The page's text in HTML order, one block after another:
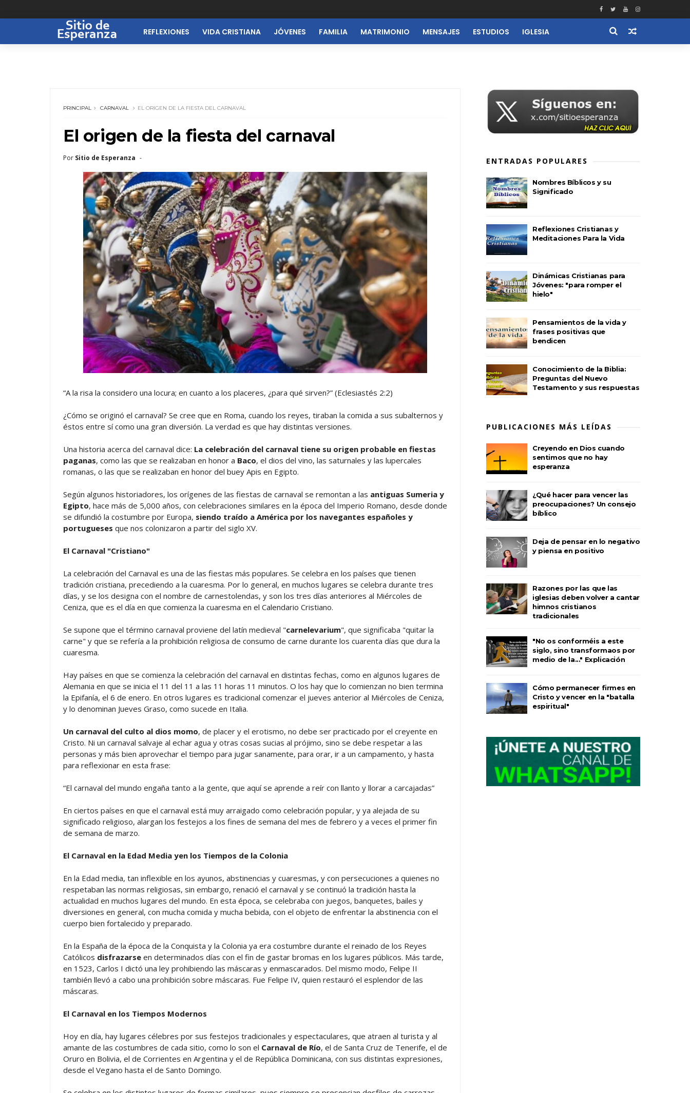
REFLEXIONES VIDA CRISTIANA JÓVENES FAMILIA MATRIMONIO MENSAJES ESTUDIOS IGLESIA
PRINCIPAL CARNAVAL EL ORIGEN DE LA FIESTA DEL CARNAVAL
El origen de la fiesta del carnaval
Por Sitio de Esperanza
“A la risa la considero una locura; en cuanto a los placeres, ¿para qué sirven?” (Eclesiastés 2:2)
¿Cómo se originó el carnaval? Se cree que en Roma, cuando los reyes, tiraban la comida a sus subalternos y
éstos entre sí como una gran diversión. La verdad es que hay distintas versiones.
Una historia acerca del carnaval dice: La celebración del carnaval tiene su origen probable en fiestas
paganas, como las que se realizaban en honor a Baco, el dios del vino, las saturnales y las lupercales
romanas, o las que se realizaban en honor del buey Apis en Egipto.
Según algunos historiadores, los orígenes de las fiestas de carnaval se remontan a las antiguas Sumeria y
Egipto, hace más de 5,000 años, con celebraciones similares en la época del Imperio Romano, desde donde
se difundió la costumbre por Europa, siendo traído a América por los navegantes españoles y
portugueses que nos colonizaron a partir del siglo XV.
El Carnaval "Cristiano"
La celebración del Carnaval es una de las fiestas más populares. Se celebra en los países que tienen
tradición cristiana, precediendo a la cuaresma. Por lo general, en muchos lugares se celebra durante tres
días, y se los designa con el nombre de carnestolendas, y son los tres días anteriores al Miércoles de
Ceniza, que es el día en que comienza la cuaresma en el Calendario Cristiano.
Se supone que el término carnaval proviene del latín medieval "carnelevarium", que significaba "quitar la
carne" y que se refería a la prohibición religiosa de consumo de carne durante los cuarenta días que dura la
cuaresma.
Hay países en que se comienza la celebración del carnaval en distintas fechas, como en algunos lugares de
Alemania en que se inicia el 11 del 11 a las 11 horas 11 minutos. O los hay que lo comienzan no bien termina
la Epifanía, el 6 de enero. En otros lugares es tradicional comenzar el jueves anterior al Miércoles de Ceniza,
y lo denominan Jueves Graso, como sucede en Italia.
Un carnaval del culto al dios momo, de placer y el erotismo, no debe ser practicado por el creyente en
Cristo. Ni un carnaval salvaje al echar agua y otras cosas sucias al prójimo, sino se debe respetar a las
personas y más bien aprovechar el tiempo para jugar sanamente, para orar, ir a un campamento, y hasta
para reflexionar en esta frase:
“El carnaval del mundo engaña tanto a la gente, que aquí se aprende a reír con llanto y llorar a carcajadas”
En ciertos países en que el carnaval está muy arraigado como celebración popular, y ya alejada de su
significado religioso, alargan los festejos a los fines de semana del mes de febrero y a veces el primer fin
de semana de marzo.
El Carnaval en la Edad Media yen los Tiempos de la Colonia
En la Edad media, tan inflexible en los ayunos, abstinencias y cuaresmas, y con persecuciones a quienes no
respetaban las normas religiosas, sin embargo, renació el carnaval y se continuó la tradición hasta la
actualidad en muchos lugares del mundo. En esta época, se celebraba con juegos, banquetes, bailes y
diversiones en general, con mucha comida y mucha bebida, con el objeto de enfrentar la abstinencia con el
cuerpo bien fortalecido y preparado.
En la España de la época de la Conquista y la Colonia ya era costumbre durante el reinado de los Reyes
Católicos disfrazarse en determinados días con el fin de gastar bromas en los lugares públicos. Más tarde,
en 1523, Carlos I dictó una ley prohibiendo las máscaras y enmascarados. Del mismo modo, Felipe II
también llevó a cabo una prohibición sobre máscaras. Fue Felipe IV, quien restauró el esplendor de las
máscaras.
El Carnaval en los Tiempos Modernos
Hoy en día, hay lugares célebres por sus festejos tradicionales y espectaculares, que atraen al turista y al
amante de las costumbres de cada sitio, como lo son el Carnaval de Río, el de Santa Cruz de Tenerife, el de
Oruro en Bolivia, el de Corrientes en Argentina y el de República Dominicana, con sus distintas expresiones,
desde el Vegano hasta el de Santo Domingo.
ENTRADAS POPULARES
Nombres Bíblicos y su
Significado
Reflexiones Cristianas y
Meditaciones Para la Vida
Dinámicas Cristianas para
Jóvenes: "para romper el
hielo"
Pensamientos de la vida y
frases positivas que
bendicen
Conocimiento de la Biblia:
Preguntas del Nuevo
Testamento y sus respuestas
PUBLICACIONES MÁS LEÍDAS
Creyendo en Dios cuando
sentimos que no hay
esperanza
¿Qué hacer para vencer las
preocupaciones? Un consejo
bíblico
Deja de pensar en lo negativo
y piensa en positivo
Razones por las que las
iglesias deben volver a cantar
himnos cristianos
tradicionales
"No os conforméis a este
siglo, sino transformaos por
medio de la..." Explicación
Cómo permanecer firmes en
Cristo y vencer en la "batalla
espiritual"